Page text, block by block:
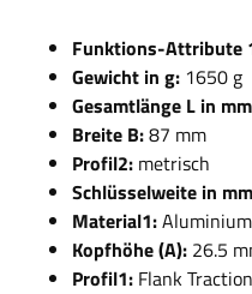
Funktions-Attribute
Gewicht in g: 1650 g
Gesamtlänge L in
Breite B:87 mm
Profil2: metrisch
Schlüsselweite in
Material1:
Kopfhöhe (A): 26.5
Profil1: Flank Traction